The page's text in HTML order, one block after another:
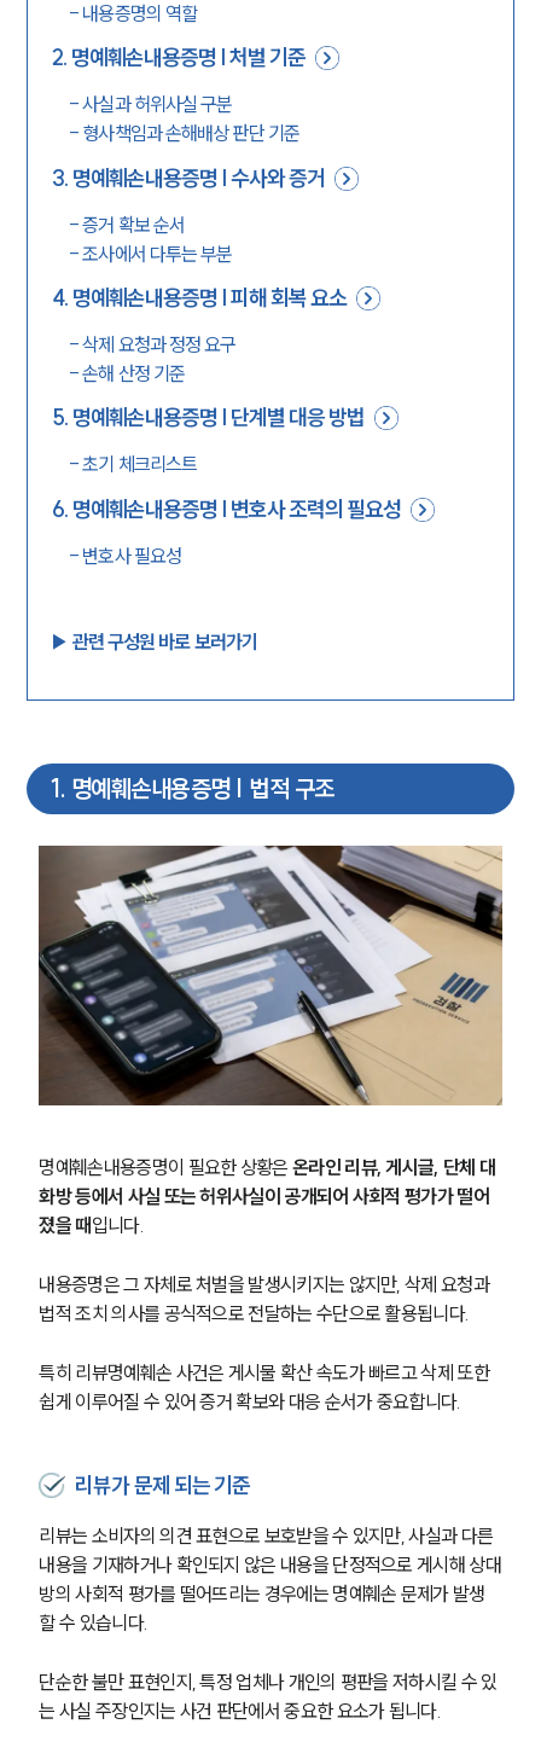
- 내용증명의 역할
2. 명예훼손내용증명 | 처벌 기준
-사실과 허위사실 구분
- 형사책임과 손해배상 판단 기준
3. 명예훼손내용증명 | 수사와 증거
-증거 확보 순서
-조사에서 다투는 부분
4. 명예훼손내용증명 | 피해 회복 요소
-삭제 요청과 정정 요구
-손해 산정 기준
5. 명예훼손내용증명 | 단계별 대응 방법
-초기 체크리스트
6. 명예훼손내용증명 | 변호사 조력의 필요성
- 변호사 필요성
▶︎ 관련 구성원 바로 보러가기
1. 명예훼손내용증명 | 법적 구조
명예훼손내용증명이 필요한 상황은 온라인 리뷰, 게시글, 단체 대
화방 등에서 사실 또는 허위사실이 공개되어 사회적 평가가 떨어
졌을 때입니다.
내용증명은 그 자체로 처벌을 발생시키지는 않지만, 삭제 요청과
법적 조치 의사를 공식적으로 전달하는 수단으로 활용됩니다.
특히 리뷰명예훼손 사건은 게시물 확산 속도가 빠르고 삭제 또한
쉽게 이루어질 수 있어 증거 확보와 대응 순서가 중요합니다.
리뷰가 문제 되는 기준
리뷰는 소비자의 의견 표현으로 보호받을 수 있지만, 사실과 다른
내용을 기재하거나 확인되지 않은 내용을 단정적으로 게시해 상대
방의 사회적 평가를 떨어뜨리는 경우에는 명예훼손 문제가 발생
할 수 있습니다.
단순한 불만 표현인지, 특정 업체나 개인의 평판을 저하시킬 수 있
는 사실 주장인지는 사건 판단에서 중요한 요소가 됩니다.